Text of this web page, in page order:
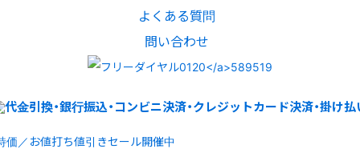
よくある質問
問い合わせ
価／お値打ち値引きセール開催中